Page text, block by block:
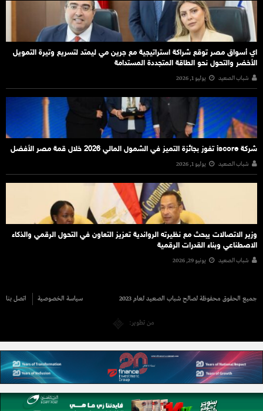
اي أسواق مصر توقع شراكة استراتيجية مع جرين مي ليمتد لتسريع وتيرة التمويل
الأخضر والتحول نحو الطاقة المتجددة المستدامة
شباب الصعيد يوليو 1, 2026
شركة iscore تفوز بجائزة التميز في الشمول المالي 2026 خلال قمة مصر الأفضل
شباب الصعيد يوليو 1, 2026
وزير الاتصالات يبحث مع نظيرته الرواندية تعزيز التعاون في التحول الرقمي والذكاء
الاصطناعي وبناء القدرات الرقمية
شباب الصعيد يونيو 29, 2026
جميع الحقوق محفوظة لصالح شباب الصعيد لعام 2023 سياسة الخصوصية اتصل بنا
من تطوير: